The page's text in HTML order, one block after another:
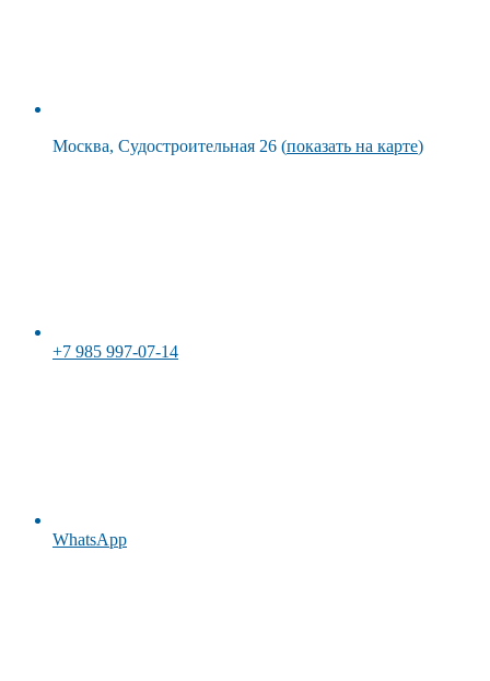
Москва, Судостроительная 26 (показать на карте)
+7 985 997-07-14
WhatsApp